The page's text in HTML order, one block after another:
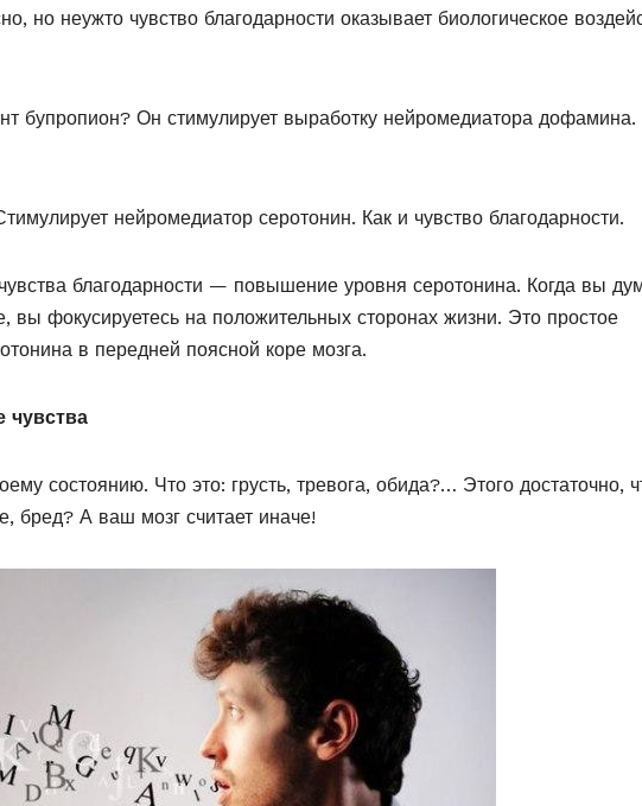
но неужто чувство благодарности оказывает биологическое
бупропион? Он стимулирует выработку нейромедиатора дофамина.
нейромедиатор серотонин. Как и чувство благодарности.
благодарности — повышение уровня серотонина. Когда вы
вы фокусируетесь на положительных сторонах жизни. Это простое
в передней поясной коре мозга.
чувства
состоянию. Что это: грусть, тревога, обида?… Этого достаточно,
бред? А ваш мозг считает иначе!